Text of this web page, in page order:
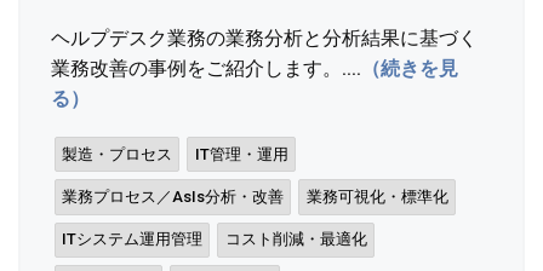
ヘルプデスク業務の業務分析と分析結果に基づく
業務改善の事例をご紹介します。.... （続きを見
る）
製造・プロセス IT管理・運用
業務プロセス／AsIs分析・改善 業務可視化・標準化
ITシステム運用管理 コスト削減・最適化